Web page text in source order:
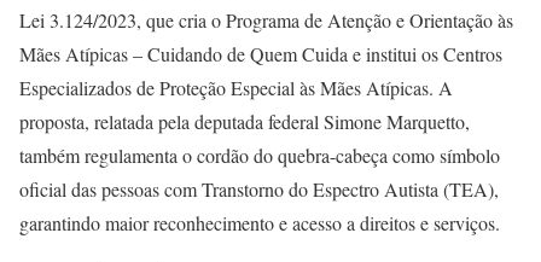
Lei 3.124/2023, que cria o Programa de Atenção e Orientação às
Mães Atípicas – Cuidando de Quem Cuida e institui os Centros
Especializados de Proteção Especial às Mães Atípicas. A
proposta, relatada pela deputada federal Simone Marquetto,
também regulamenta o cordão do quebra-cabeça como símbolo
oficial das pessoas com Transtorno do Espectro Autista (TEA),
garantindo maior reconhecimento e acesso a direitos e serviços.